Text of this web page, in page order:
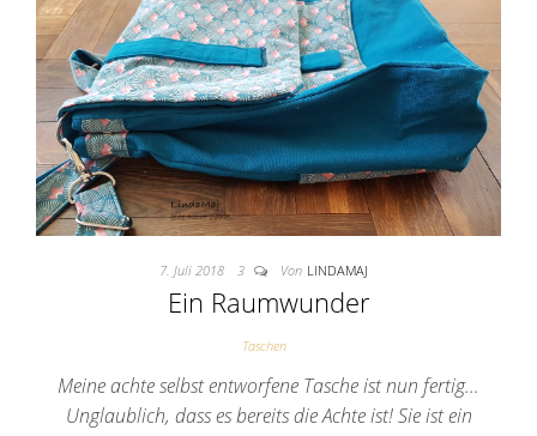
7. Juli 2018 3 Von LINDAMAJ
Ein Raumwunder
Taschen
Meine achte selbst entworfene Tasche ist nun fertig…
Unglaublich, dass es bereits die Achte ist! Sie ist ein